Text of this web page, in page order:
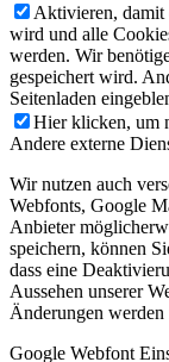
Aktivieren, damit
wird und alle
werden. Wir
gespeichert wird.
Seitenladen
Hier klicken, um
Andere externe
Wir nutzen auch
Webfonts, Google
Anbieter
speichern, können
dass eine
Aussehen unserer
Änderungen
Google Webfont